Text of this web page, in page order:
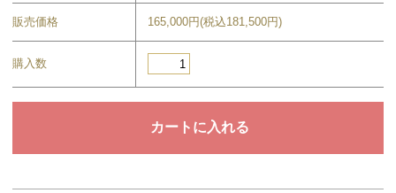
販売価格 165,000円(税込181,500円)
購入数